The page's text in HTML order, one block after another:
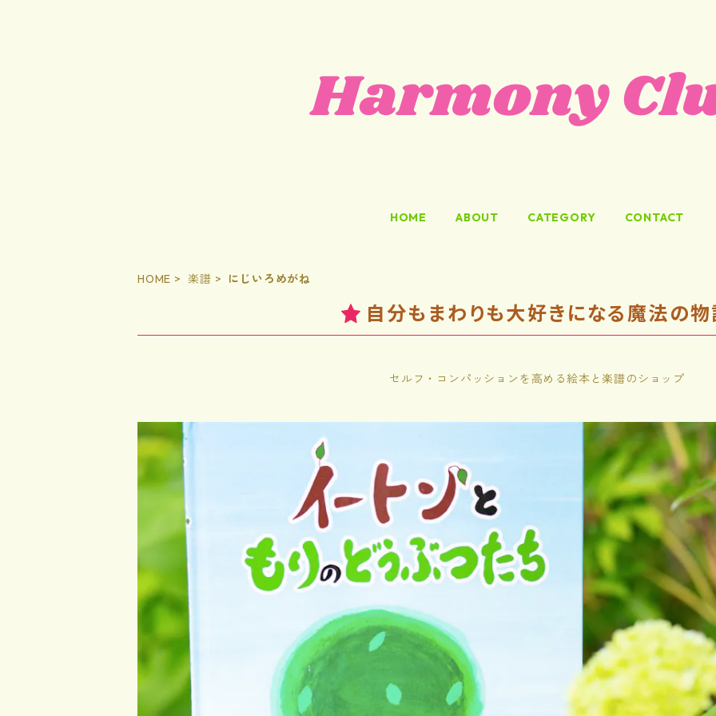
HOME ABOUT CATEGORY CONTACT
HOME 楽譜 にじいろめがね
自分もまわりも大好きになる魔法の
セルフ・コンパッションを高める絵本と楽譜のショップ